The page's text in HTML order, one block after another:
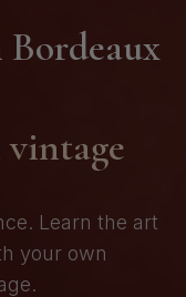
Learn the art
your own